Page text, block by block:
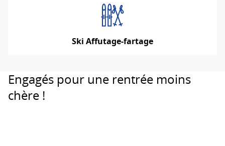
Ski Affutage-fartage
Engagés pour une rentrée moins
chère !